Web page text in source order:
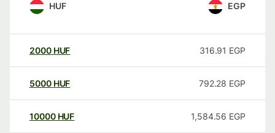
HUF EGP
2000 HUF 316.91 EGP
5000 HUF 792.28 EGP
10000 HUF 1,584.56 EGP